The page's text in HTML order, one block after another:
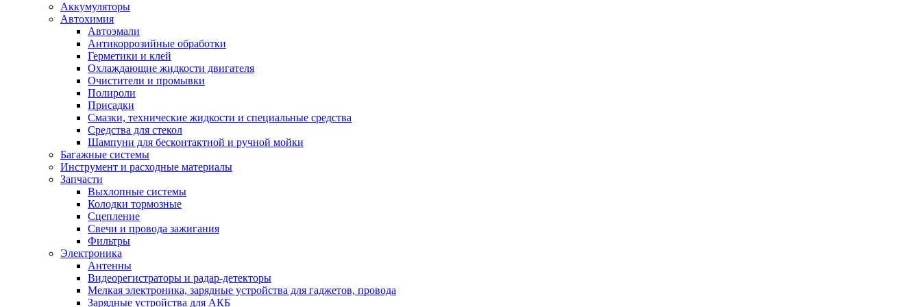
Аккумуляторы
Автохимия
Автоэмали
Антикоррозийные обработки
Герметики и клей
Охлаждающие жидкости двигателя
Очистители и промывки
Полироли
Присадки
Смазки, технические жидкости и специальные средства
Средства для стекол
Шампуни для бесконтактной и ручной мойки
Багажные системы
Инструмент и расходные материалы
Запчасти
Выхлопные системы
Колодки тормозные
Сцепление
Свечи и провода зажигания
Фильтры
Электроника
Антенны
Видеорегистраторы и радар-детекторы
Мелкая электроника, зарядные устройства для гаджетов, провода
Зарядные устройства для АКБ